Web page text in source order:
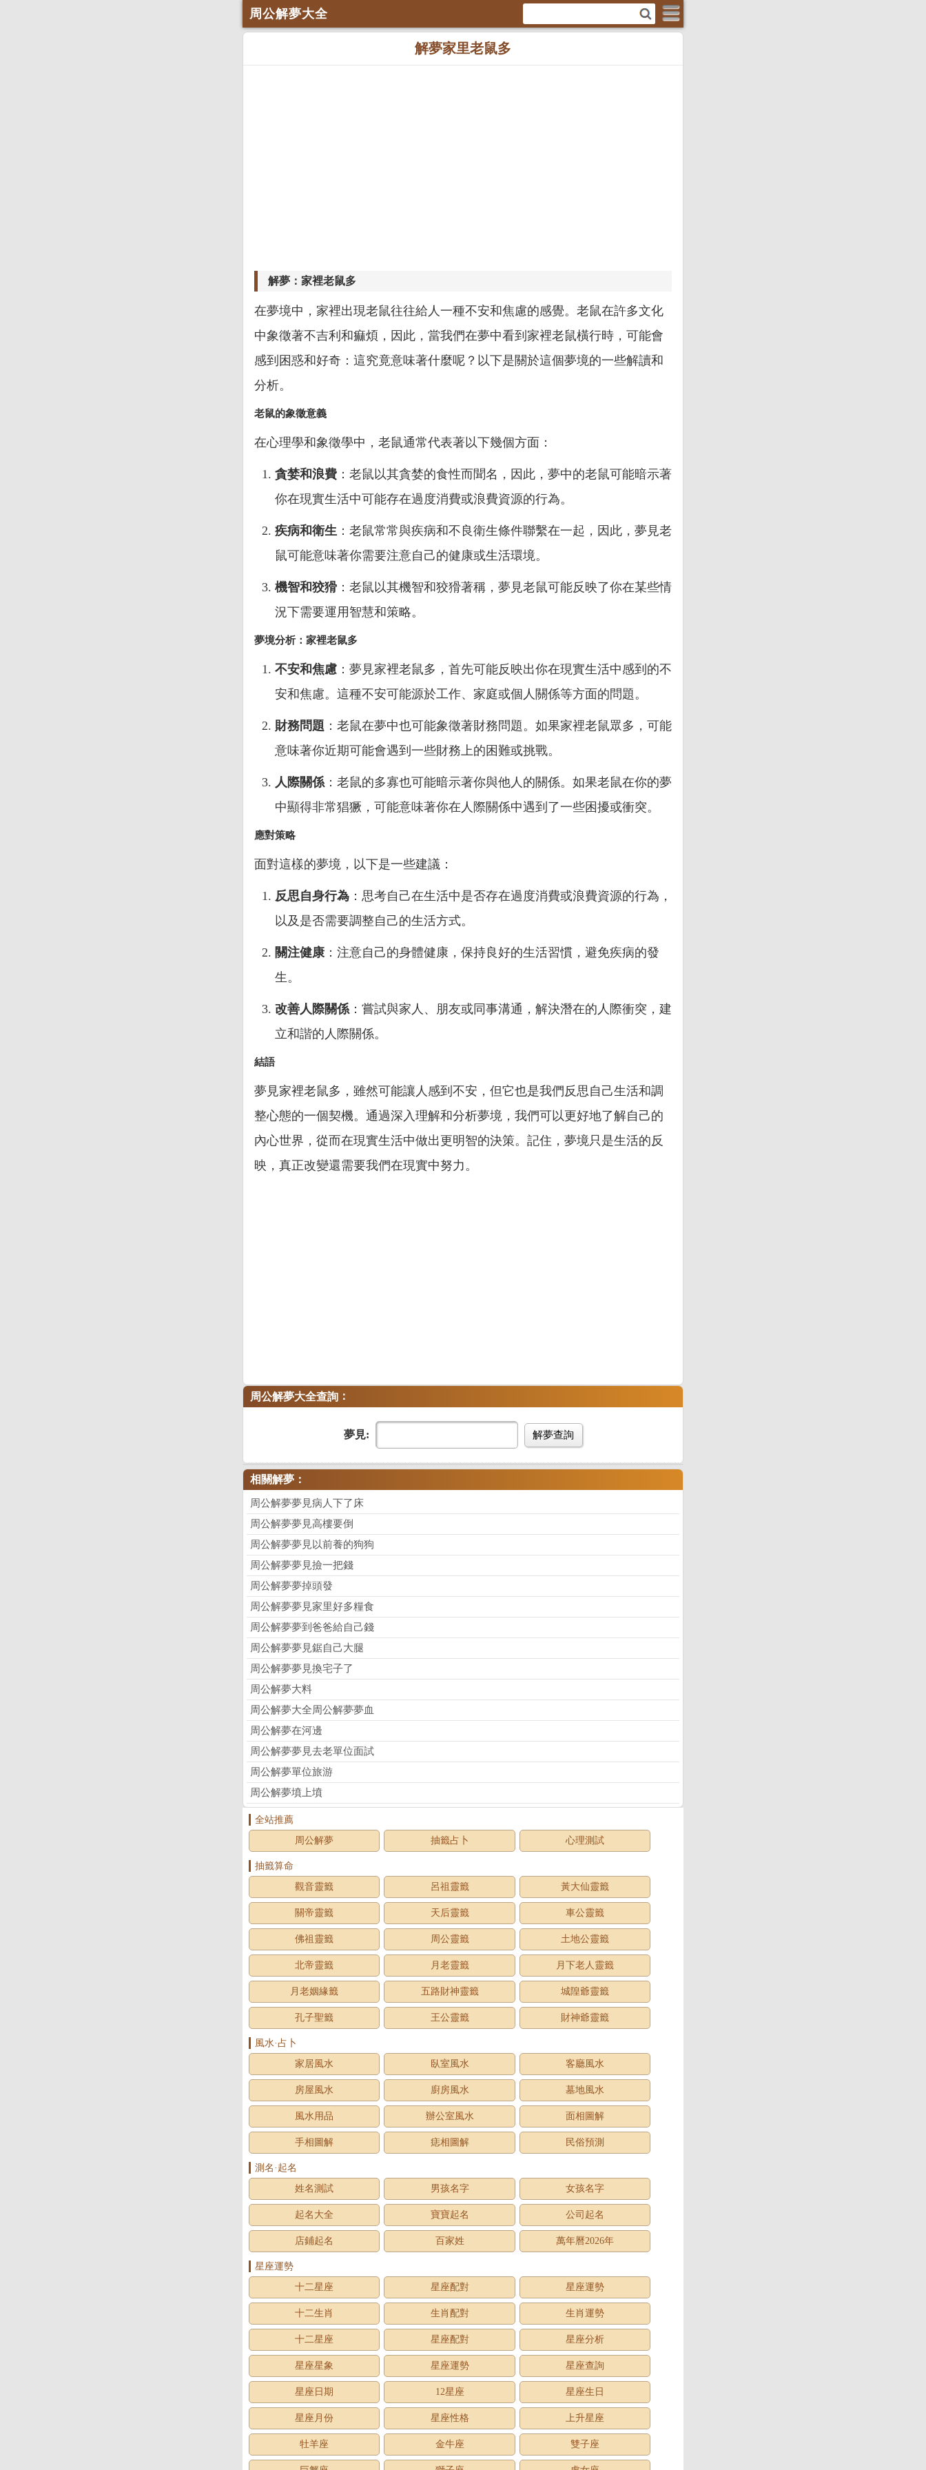
周公解夢大全
解夢家里老鼠多
解夢：家裡老鼠多
在夢境中，家裡出現老鼠往往給人一種不安和焦慮的感覺。老鼠在許多文化
中象徵著不吉利和痲煩，因此，當我們在夢中看到家裡老鼠橫行時，可能會
感到困惑和好奇：這究竟意味著什麼呢？以下是關於這個夢境的一些解讀和
分析。
老鼠的象徵意義
在心理學和象徵學中，老鼠通常代表著以下幾個方面：
貪婪和浪費 ：老鼠以其貪婪的食性而聞名，因此，夢中的老鼠可能暗示著
你在現實生活中可能存在過度消費或浪費資源的行為。
疾病和衛生 ：老鼠常常與疾病和不良衛生條件聯繫在一起，因此，夢見老
鼠可能意味著你需要注意自己的健康或生活環境。
機智和狡猾 ：老鼠以其機智和狡猾著稱，夢見老鼠可能反映了你在某些情
況下需要運用智慧和策略。
夢境分析：家裡老鼠多
不安和焦慮 ：夢見家裡老鼠多，首先可能反映出你在現實生活中感到的不
安和焦慮。這種不安可能源於工作、家庭或個人關係等方面的問題。
財務問題 ：老鼠在夢中也可能象徵著財務問題。如果家裡老鼠眾多，可能
意味著你近期可能會遇到一些財務上的困難或挑戰。
人際關係：老鼠的多寡也可能暗示著你與他人的關係。如果老鼠在你的夢
中顯得非常猖獗，可能意味著你在人際關係中遇到了一些困擾或衝突。
應對策略
面對這樣的夢境，以下是一些建議：
反思自身行為 ：思考自己在生活中是否存在過度消費或浪費資源的行為，
以及是否需要調整自己的生活方式。
關注健康：注意自己的身體健康，保持良好的生活習慣，避免疾病的發
生。
改善人際關係：嘗試與家人、朋友或同事溝通，解決潛在的人際衝突，建
立和諧的人際關係。
結語
夢見家裡老鼠多，雖然可能讓人感到不安，但它也是我們反思自己生活和調
整心態的一個契機。通過深入理解和分析夢境，我們可以更好地了解自己的
內心世界，從而在現實生活中做出更明智的決策。記住，夢境只是生活的反
映，真正改變還需要我們在現實中努力。
周公解夢大全查詢 ：
夢見: 解夢查詢
相關解夢：
周公解夢夢見病人下了床
周公解夢夢見高樓要倒
周公解夢夢見以前養的狗狗
周公解夢夢見撿一把錢
周公解夢夢掉頭發
周公解夢夢見家里好多糧食
周公解夢夢到爸爸給自己錢
周公解夢夢見鋸自己大腿
周公解夢夢見換宅子了
周公解夢大料
周公解夢大全周公解夢夢血
周公解夢在河邊
周公解夢夢見去老單位面試
周公解夢單位旅游
周公解夢墳上墳
全站推薦
周公解夢
抽籤占卜 心理測試
抽籤算命
觀音靈籤
呂祖靈籤 黃大仙靈籤
關帝靈籤 天后靈籤 車公靈籤
佛祖靈籤 周公靈籤 土地公靈籤
北帝靈籤 月老靈籤 月下老人靈籤
月老姻緣籤 五路財神靈籤 城隍爺靈籤
孔子聖籤 王公靈籤 財神爺靈籤
風水·占卜
家居風水
臥室風水 客廳風水
房屋風水 廚房風水 墓地風水
風水用品 辦公室風水 面相圖解
手相圖解 痣相圖解 民俗預測
測名·起名
姓名測試
男孩名字 女孩名字
起名大全 寶寶起名 公司起名
店鋪起名 百家姓 萬年曆2026年
星座運勢
十二星座
星座配對 星座運勢
十二生肖 生肖配對 生肖運勢
十二星座 星座配對 星座分析
星座星象 星座運勢 星座查詢
星座日期 12星座 星座生日
星座月份 星座性格 上升星座
牡羊座 金牛座 雙子座